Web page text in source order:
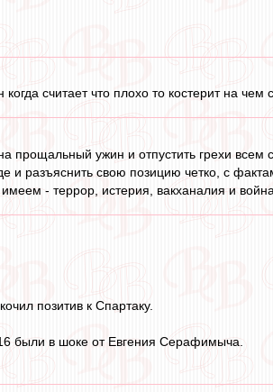
считает что плохо то костерит на чем
прощальный ужин и отпустить грехи
разъяснить свою позицию четко, с
- террор, истерия, вакханалия и
позитив к Спартаку.
были в шоке от Евгения Серафимыча.